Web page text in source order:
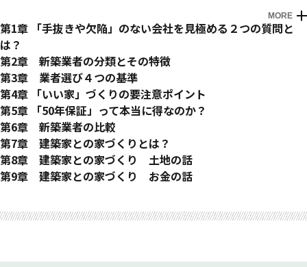
MORE
この「2つの質問」だけは覚えて帰ってください
巻頭 マンガ3、マンガ7〜マンガ16
プロローグ 「いい家」づくりは「業者＝パートナー選び」で
すべてが決まる
情報を集めるほど混乱する業者選び
家づくりの「パートナー」選びの基準とは？
第1章 「手抜きや欠陥」のない会社を見極める２つの質問と
は？
下請け・孫請けの構造が「手抜きや欠陥」を生む
「手抜きや欠陥」は目に見えない
「住宅会社名 欠陥」で検索してみると
「手抜きや欠陥」のない会社を見極める「２つの質問」
それなのに、なぜ欠陥住宅はなくならない？
わが家を「手抜きや欠陥」から守る簡単な方法
そもそも、工事現場には監理者がいない？
監理をしている会社と、していない会社を見極める
監理は「皿かん」と読みます
第2章 新築業者の分類とその特徴
建売（分譲）住宅業者
売建住宅（建築条件付き土地）業者
工務店
ハウスメーカー
設計事務所（建築家）
第3章 業者選び４つの基準
「手抜きや欠陥」のない会社かどうか？
工事金額の８割以上を、「家」に使っているか？
業者のルールではなく、「自分たちの要望」に合わせて家を建
てられるか？
自分だけのベストプランをつくった後に、「相見積もり」を取
れるか？
第4章 「いい家」づくりの要注意ポイント
薄い設計図面
安すぎる設計料金
薄い見積書にご用心
魅力的なモデルハウスの謎
ローコスト住宅の「坪○万円」広告の実態
第5章 「50年保証」って本当に得なのか？
小さな会社よりも大手の方が安心？
ハウスメーカーの長期延長保証は本当に得なのか？
第6章 新築業者の比較
どのような体制で家づくりを行い、どのような手法で家を売る
のか？
建築のプロがハウスメーカーで家を建てない理由とは？
第7章 建築家との家づくりとは？
建築家とは？
建築家との家づくり ⑦つのメリット
こんな建築家は要注意
はじめての工務店と仕事をしたがらない建築家の本音
第8章 建築家との家づくり 土地の話
「土地探し」に建築家を活用する
第9章 建築家との家づくり お金の話
STEP2 家づくりに必要なお金を把握しよう
STEP3 どのタイミングで、どんな支払いがあるのかを把握し
STEP4 仮審査の申し込み
「耐震」「構造・工法」の入門書(無料)のお申込み方法
〈お客様の感想〉